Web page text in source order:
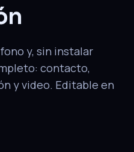
y, sin instalar
contacto,
y video. Editable en